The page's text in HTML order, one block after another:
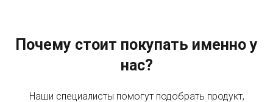
Почему стоит покупать именно у
нас?
Наши специалисты помогут подобрать продукт,